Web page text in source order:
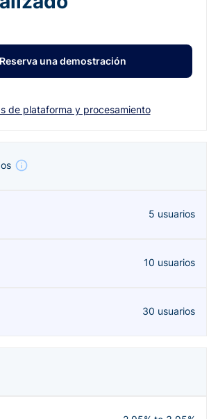
Reserva una demostración
de plataforma y procesamiento
5 usuarios
10 usuarios
30 usuarios